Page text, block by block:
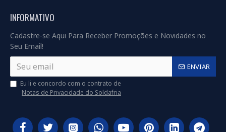
INFORMATIVO
Cadastre-se Aqui Para Receber Promoções e Novidades no
Seu Email!
ENVIAR
Eu li e concordo com o contrato de
Notas de Privacidade do Soldafria